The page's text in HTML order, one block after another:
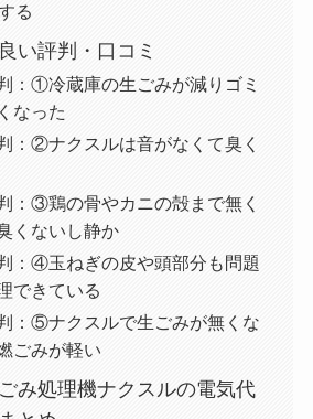
る
い評判・口コミ
：①冷蔵庫の生ごみが減りゴミ
なった
：②ナクスルは音がなくて臭く
：③鶏の骨やカニの殻まで無く
くないし静か
：④玉ねぎの皮や頭部分も問題
できている
：⑤ナクスルで生ごみが無くな
ごみが軽い
み処理機ナクスルの電気代